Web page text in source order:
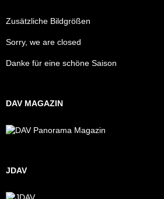
Zusätzliche Bildgrößen
Sorry, we are closed
Danke für eine schöne Saison
DAV MAGAZIN
JDAV